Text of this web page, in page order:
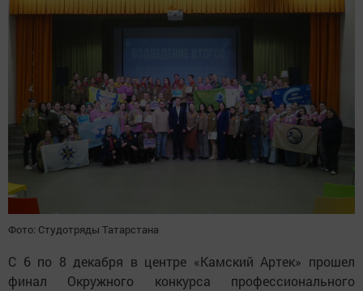
Фото: Студотряды Татарстана
С 6 по 8 декабря в центре «Камский Артек» прошел
финал Окружного конкурса профессионального